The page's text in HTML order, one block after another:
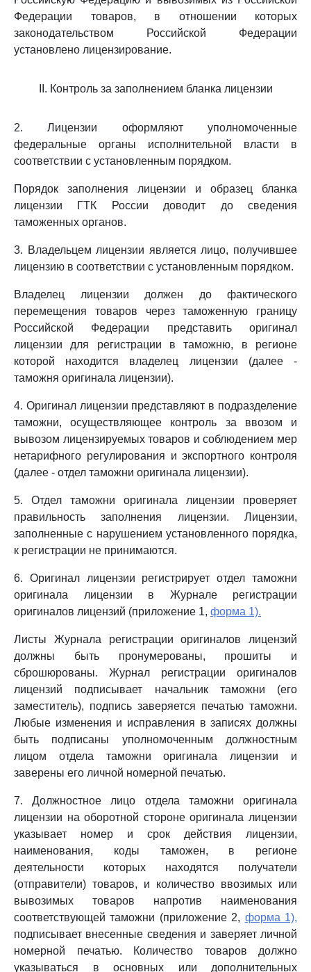
Федерации товаров, в отношении которых
законодательством Российской Федерации
установлено лицензирование.
II. Контроль за заполнением бланка лицензии
2. Лицензии оформляют уполномоченные
федеральные органы исполнительной власти в
соответствии с установленным порядком.
Порядок заполнения лицензии и образец бланка
лицензии ГТК России доводит до сведения
таможенных органов.
3. Владельцем лицензии является лицо, получившее
лицензию в соответствии с установленным порядком.
Владелец лицензии должен до фактического
перемещения товаров через таможенную границу
Российской Федерации представить оригинал
лицензии для регистрации в таможню, в регионе
которой находится владелец лицензии (далее -
таможня оригинала лицензии).
4. Оригинал лицензии представляют в подразделение
таможни, осуществляющее контроль за ввозом и
вывозом лицензируемых товаров и соблюдением мер
нетарифного регулирования и экспортного контроля
(далее - отдел таможни оригинала лицензии).
5. Отдел таможни оригинала лицензии проверяет
правильность заполнения лицензии. Лицензии,
заполненные с нарушением установленного порядка,
к регистрации не принимаются.
6. Оригинал лицензии регистрирует отдел таможни
оригинала лицензии в Журнале регистрации
оригиналов лицензий (приложение 1, форма 1).
Листы Журнала регистрации оригиналов лицензий
должны быть пронумерованы, прошиты и
сброшюрованы. Журнал регистрации оригиналов
лицензий подписывает начальник таможни (его
заместитель), подпись заверяется печатью таможни.
Любые изменения и исправления в записях должны
быть подписаны уполномоченным должностным
лицом отдела таможни оригинала лицензии и
заверены его личной номерной печатью.
7. Должностное лицо отдела таможни оригинала
лицензии на оборотной стороне оригинала лицензии
указывает номер и срок действия лицензии,
наименования, коды таможен, в регионе
деятельности которых находятся получатели
(отправители) товаров, и количество ввозимых или
вывозимых товаров напротив наименования
соответствующей таможни (приложение 2, форма 1),
подписывает внесенные сведения и заверяет личной
номерной печатью. Количество товаров должно
указываться в основных или дополнительных